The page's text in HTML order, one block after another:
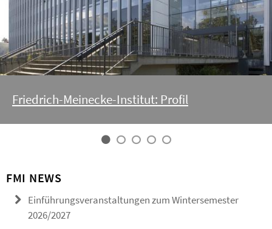
Friedrich-Meinecke-Institut: Profil
FMI NEWS
Einführungsveranstaltungen zum Wintersemester
2026/2027